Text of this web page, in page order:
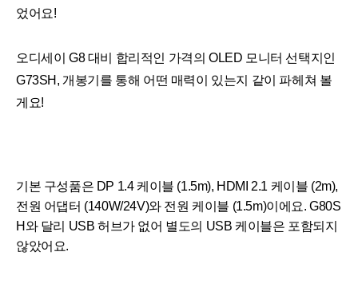
었어요!
오디세이 G8 대비 합리적인 가격의 OLED 모니터 선택지인
G73SH, 개봉기를 통해 어떤 매력이 있는지 같이 파헤쳐 볼
게요!
기본 구성품은 DP 1.4 케이블 (1.5m), HDMI 2.1 케이블 (2m),
전원 어댑터 (140W/24V)와 전원 케이블 (1.5m)이에요. G80S
H와 달리 USB 허브가 없어 별도의 USB 케이블은 포함되지
않았어요.